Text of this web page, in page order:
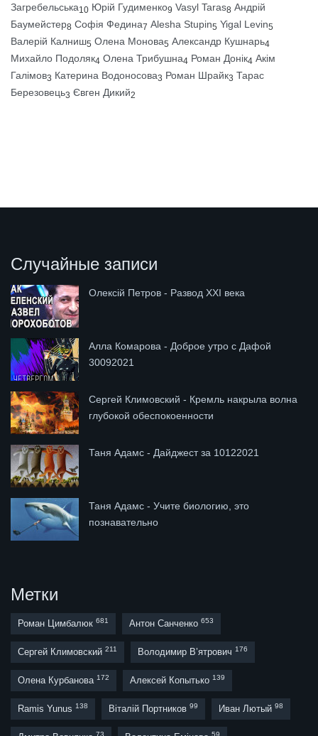
Загребельська10 Юрій Гудименко9 Vasyl Taras8 Андрій
Баумейстер8 Софія Федина7 Alesha Stupin5 Yigal Levin5
Валерій Калниш5 Олена Монова5 Александр Кушнарь4
Михайло Подоляк4 Олена Трибушна4 Роман Донік4 Акім
Галімов3 Катерина Водоносова3 Роман Шрайк3 Тарас
Березовець3 Євген Дикий2
Случайные записи
Олексій Петров - Развод XXI века
Алла Комарова - Доброе утро с Дафой
30092021
Сергей Климовский - Кремль накрыла волна
глубокой обеспокоенности
Таня Адамс - Дайджест за 10122021
Таня Адамс - Учите биологию, это
познавательно
Метки
Роман Цимбалюк 681 Антон Санченко 653
Сергей Климовский 211 Володимир В’ятрович 176
Олена Курбанова 172 Алексей Копытько 139
Ramis Yunus 138 Віталій Портников 99 Иван Лютый 98
73 59